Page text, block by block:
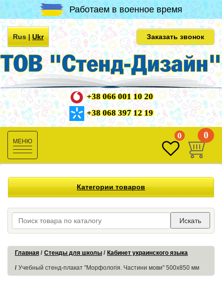
Работаем в военное время
Rus|Ukr Заказать звонок
+38 066 001 10 20
+38 068 397 12 19
Toggle
navigation
0 0
Категории товаров
Искать
Главная Стенды для школы Кабинет украинского языка
Учебный стенд-плакат "Морфологія. Частини мови" 500х850 мм